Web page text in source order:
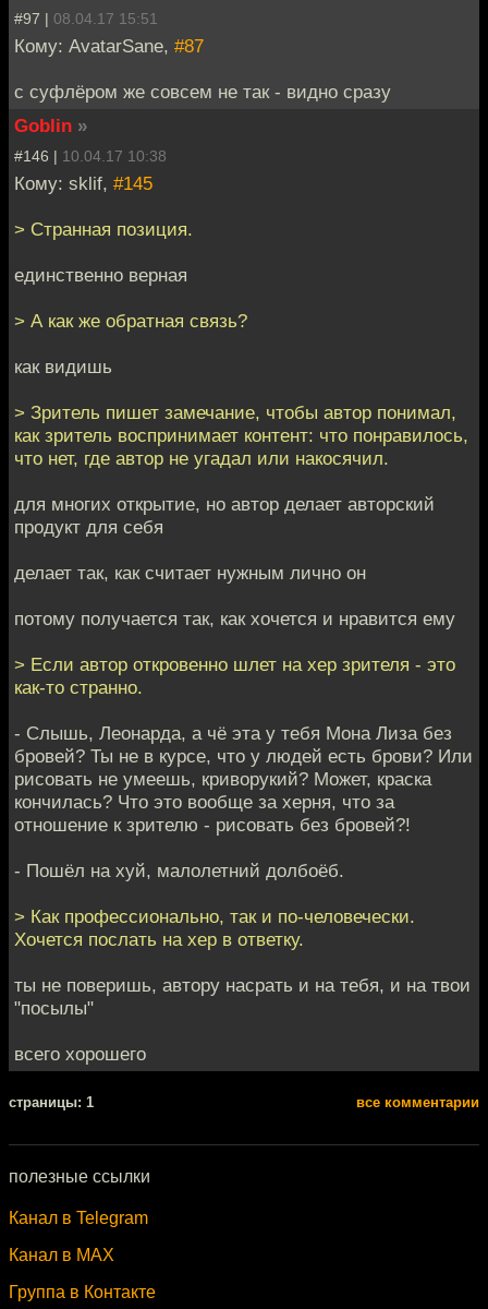
#97 | 08.04.17 15:51
Кому: AvatarSane, #87
с суфлёром же совсем не так - видно сразу
Goblin »
#146 | 10.04.17 10:38
Кому: sklif, #145
> Странная позиция.
единственно верная
> А как же обратная связь?
как видишь
> Зритель пишет замечание, чтобы автор понимал,
как зритель воспринимает контент: что понравилось,
что нет, где автор не угадал или накосячил.
для многих открытие, но автор делает авторский
продукт для себя
делает так, как считает нужным лично он
потому получается так, как хочется и нравится ему
> Если автор откровенно шлет на хер зрителя - это
как-то странно.
- Слышь, Леонарда, а чё эта у тебя Мона Лиза без
бровей? Ты не в курсе, что у людей есть брови? Или
рисовать не умеешь, криворукий? Может, краска
кончилась? Что это вообще за херня, что за
отношение к зрителю - рисовать без бровей?!
- Пошёл на хуй, малолетний долбоёб.
> Как профессионально, так и по-человечески.
Хочется послать на хер в ответку.
ты не поверишь, автору насрать и на тебя, и на твои
"посылы"
всего хорошего
cтраницы: 1 все комментарии
полезные ссылки
Канал в Telegram
Канал в MAX
Группа в Контакте